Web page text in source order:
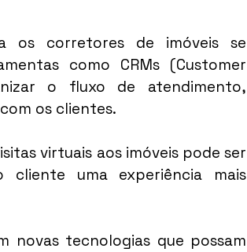
os corretores de imóveis se
como CRMs (Customer
o fluxo de atendimento,
os clientes.
virtuais aos imóveis pode ser
cliente uma experiência mais
novas tecnologias que possam